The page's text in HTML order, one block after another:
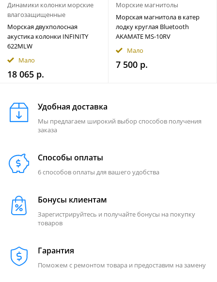
Динамики колонки морские
влагозащищенные
Морская двухполосная
акустика колонки INFINITY
622MLW
Мало
18 065 р.
Морские магнитолы
Морская магнитола в катер
лодку круглая Bluetooth
AKAMATE MS-10RV
Мало
7 500 р.
Удобная доставка
Мы предлагаем широкий выбор способов получения
заказа
Способы оплаты
6 способов оплаты для вашего удобства
Бонусы клиентам
Зарегистрируйтесь и получайте бонусы на покупку
товаров
Гарантия
Поможем с ремонтом товара и предоставим на замену